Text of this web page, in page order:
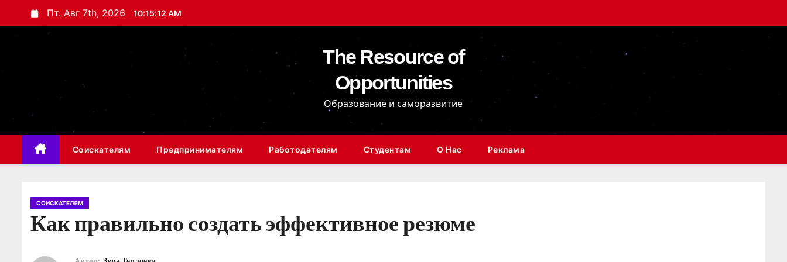
е
с
Пт. Авг 7th, 2026 10:15:13 AM
The Resource of
Opportunities
Образование и саморазвитие
Соискателям Предпринимателям Работодателям Студентам О Нас Реклама
СОИСКАТЕЛЯМ
Как правильно создать эффективное резюме